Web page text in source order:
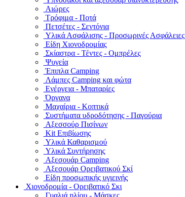
Αιώρες
Τρόφιμα - Ποτά
Πετσέτες - Σεντόνια
Υλικά Ασφάλισης - Προσωρινές Ασφάλειες
Είδη Χιονοδρομίας
Σκίαστρα - Τέντες - Ομπρέλες
Ψυγεία
Έπιπλα Camping
Λάμπες Camping και φώτα
Ενέργεια - Μπαταρίες
Όργανα
Μαχαίρια - Κοπτικά
Συστήματα υδροδότησης - Παγούρια
Αξεσσούρ Πισίνων
Kit Επιβίωσης
Υλικά Καθαρισμού
Υλικά Συντήρησης
Αξεσουάρ Camping
Αξεσουάρ Ορειβατικού Σκί
Είδη προσωπικής υγιεινής
Χιονοδρομία - Ορειβατικό Σκι
Γυαλιά ηλίου - Μάσκες